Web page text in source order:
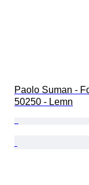
Paolo Suman -
50250 - Lemn